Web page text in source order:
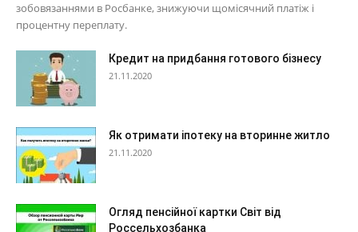
зобовязаннями в Росбанке, знижуючи щомісячний платіж і
процентну переплату.
Кредит на придбання готового бізнесу
21.11.2020
Як отримати іпотеку на вторинне житло
21.11.2020
Огляд пенсійної картки Світ від
Россельхозбанка